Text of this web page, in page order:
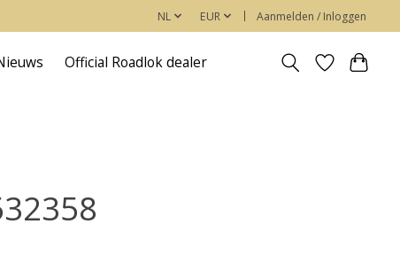
NL EUR Aanmelden / Inloggen
Official Roadlok dealer